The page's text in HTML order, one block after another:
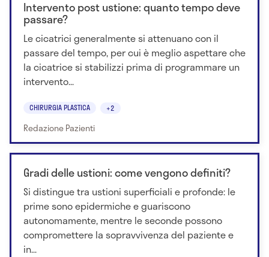
Intervento post ustione: quanto tempo deve
passare?
Le cicatrici generalmente si attenuano con il
passare del tempo, per cui è meglio aspettare che
la cicatrice si stabilizzi prima di programmare un
intervento...
CHIRURGIA PLASTICA +2
Redazione Pazienti
Gradi delle ustioni: come vengono definiti?
Si distingue tra ustioni superficiali e profonde: le
prime sono epidermiche e guariscono
autonomamente, mentre le seconde possono
compromettere la sopravvivenza del paziente e
in...